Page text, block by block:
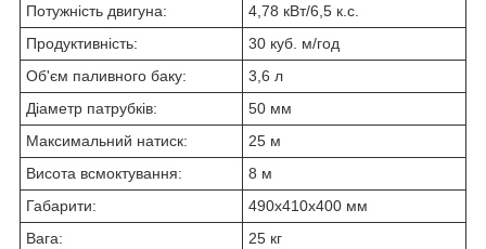
Потужність двигуна:
4,78 кВт/6,5 к.с.
Продуктивність:
30 куб. м/год
Об'єм паливного баку:
3,6 л
Діаметр патрубків:
50 мм
Максимальний натиск:
25 м
Висота всмоктування:
8 м
Габарити:
490х410х400 мм
Вага:
25 кг